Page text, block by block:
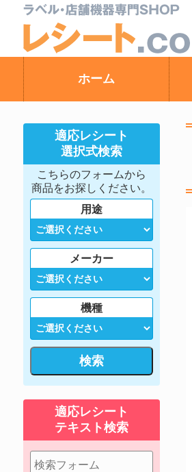
ホーム
適応レシート
選択式検索
こちらのフォームから
商品をお探しください。
用途
メーカー
機種
検索
適応レシート
テキスト検索